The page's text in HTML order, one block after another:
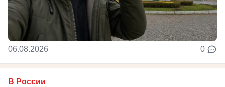
06.08.2026 0
В России